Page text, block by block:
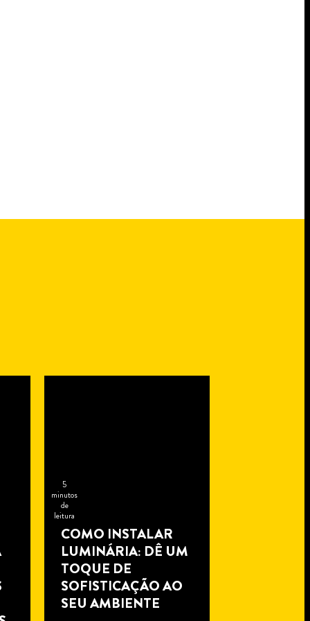
5
minutos
de
leitura
COMO INSTALAR
LUMINÁRIA: DÊ UM
TOQUE DE
SOFISTICAÇÃO AO
SEU AMBIENTE